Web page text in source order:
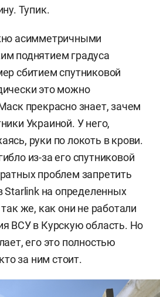
Тупик.
асимметричными
поднятием градуса
сбитием спутниковой
это можно
прекрасно знает, зачем
Украиной. У него,
руки по локоть в крови.
из-за его спутниковой
проблем запретить
Starlink на определенных
же, как они не работали
ВСУ в Курскую область. Но
его это полностью
за ним стоит.